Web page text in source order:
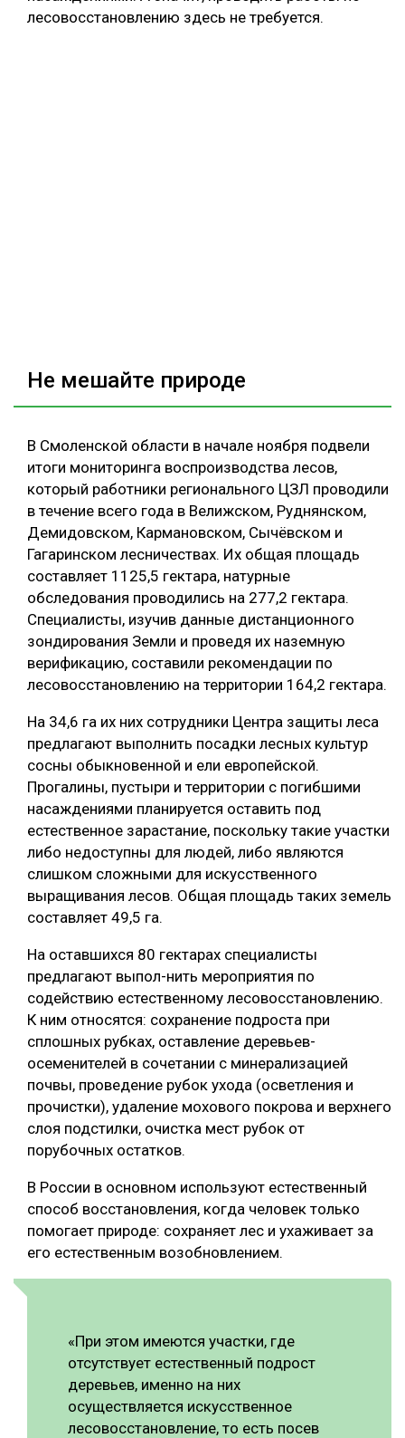
лесовосстановлению здесь не требуется.
Не мешайте природе
В Смоленской области в начале ноября подвели
итоги мониторинга воспроизводства лесов,
который работники регионального ЦЗЛ проводили
в течение всего года в Велижском, Руднянском,
Демидовском, Кармановском, Сычёвском и
Гагаринском лесничествах. Их общая площадь
составляет 1125,5 гектара, натурные
обследования проводились на 277,2 гектара.
Специалисты, изучив данные дистанционного
зондирования Земли и проведя их наземную
верификацию, составили рекомендации по
лесовосстановлению на территории 164,2 гектара.
На 34,6 га их них сотрудники Центра защиты леса
предлагают выполнить посадки лесных культур
сосны обыкновенной и ели европейской.
Прогалины, пустыри и территории с погибшими
насаждениями планируется оставить под
естественное зарастание, поскольку такие участки
либо недоступны для людей, либо являются
слишком сложными для искусственного
выращивания лесов. Общая площадь таких земель
составляет 49,5 га.
На оставшихся 80 гектарах специалисты
предлагают выпол-нить мероприятия по
содействию естественному лесовосстановлению.
К ним относятся: сохранение подроста при
сплошных рубках, оставление деревьев-
осеменителей в сочетании с минерализацией
почвы, проведение рубок ухода (осветления и
прочистки), удаление мохового покрова и верхнего
слоя подстилки, очистка мест рубок от
порубочных остатков.
В России в основном используют естественный
способ восстановления, когда человек только
помогает природе: сохраняет лес и ухаживает за
его естественным возобновлением.
«При этом имеются участки, где
отсутствует естественный подрост
деревьев, именно на них
осуществляется искусственное
лесовосстановление, то есть посев